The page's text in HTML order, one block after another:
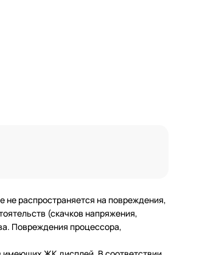
не распространяется на повреждения,
(скачков напряжения,
Повреждения процессора,